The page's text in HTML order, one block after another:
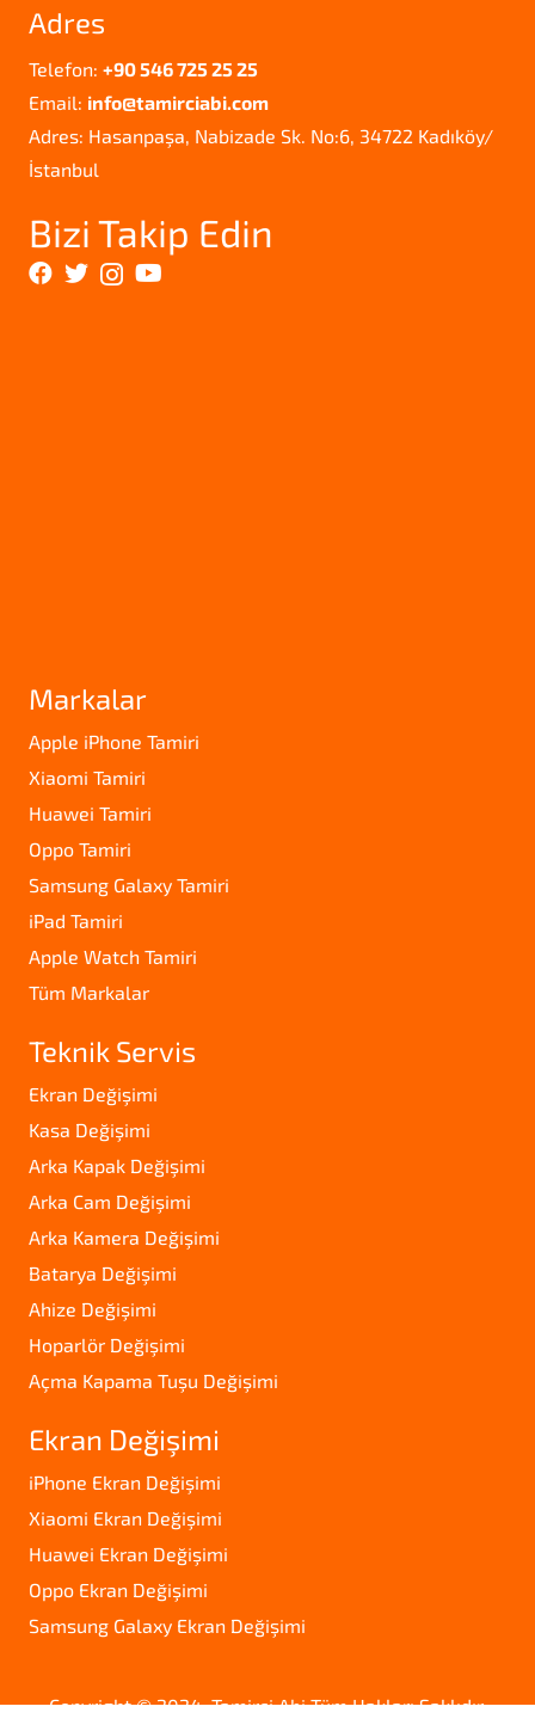
Adres
Telefon: +90 546 725 25 25
Email: info@tamirciabi.com
Adres: Hasanpaşa, Nabizade Sk. No:6, 34722 Kadıköy/
İstanbul
Bizi Takip Edin
Markalar
Apple iPhone Tamiri
Xiaomi Tamiri
Huawei Tamiri
Oppo Tamiri
Samsung Galaxy Tamiri
iPad Tamiri
Apple Watch Tamiri
Tüm Markalar
Teknik Servis
Ekran Değişimi
Kasa Değişimi
Arka Kapak Değişimi
Arka Cam Değişimi
Arka Kamera Değişimi
Batarya Değişimi
Ahize Değişimi
Hoparlör Değişimi
Açma Kapama Tuşu Değişimi
Ekran Değişimi
iPhone Ekran Değişimi
Xiaomi Ekran Değişimi
Huawei Ekran Değişimi
Oppo Ekran Değişimi
Samsung Galaxy Ekran Değişimi
Copyright © 2024. Tamirci Abi Tüm Hakları Saklıdır.